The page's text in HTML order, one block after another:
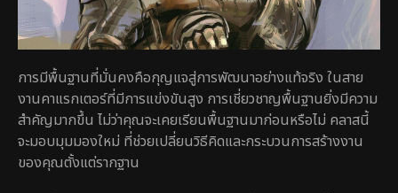
การมีพื้นฐานที่มั่นคงคือกุญแจสู่การพัฒนาอย่างแท้จริง ในสาย
งานคาแรกเตอร์ที่มีการแข่งขันสูง การเชี่ยวชาญพื้นฐานยิ่งมีความ
สำคัญมากขึ้น ไม่ว่าคุณจะเคยเรียนพื้นฐานมาก่อนหรือไม่ คลาสนี้
จะมอบมุมมองใหม่ ที่ช่วยเปลี่ยนวิธีคิดและกระบวนการสร้างงาน
ของคุณตั้งแต่รากฐาน